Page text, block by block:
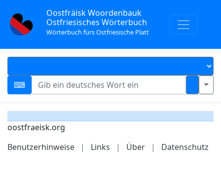
Oostfräisk Woordenbauk
Ostfriesisches Wörterbuch
Wörterbuch fürs Ostfriesische Platt
oostfraeisk.org
Benutzerhinweise
| Links | Über | Datenschutz